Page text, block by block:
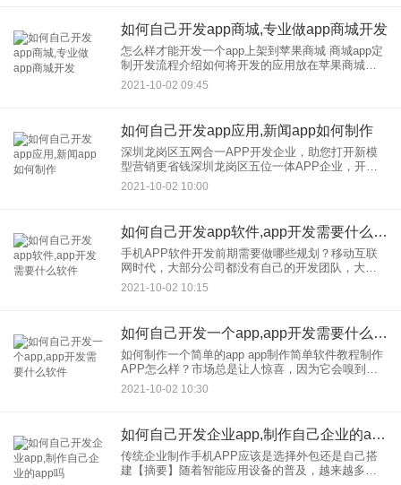
如何自己开发app商城,专业做app商城开发
怎么样才能开发一个app上架到苹果商城 商城app定
制开发流程介绍如何将开发的应用放在苹果商城上
如何使用开发商城App？商城APP定制开发流程介绍
如何使用开发商城App？商城APP
2021-10-02 09:45
如何自己开发app应用,新闻app如何制作
深圳龙岗区五网合一APP开发企业，助您打开新模
型营销更省钱深圳龙岗区五位一体APP企业，开
发，助力您在新模式营销中开启省钱兼容多平台的
创新之路，通过APP五位一体实现多维度、多维度
2021-10-02 10:00
如何自己开发app软件,app开发需要什么软件
手机APP软件开发前期需要做哪些规划？移动互联
网时代，大部分公司都没有自己的开发团队，大部
分都选择了在公司，外包找app其实只要在公司，开
发，找对APP一个项目在开发并不难，但怎么操作
2021-10-02 10:15
如何自己开发一个app,app开发需要什么软件
如何制作一个简单的app app制作简单软件教程制作
APP怎么样？市场总是让人惊喜，因为它会嗅到每
个人的需求，给你一个惊喜。今天，为和边肖一样
对APP感兴趣的小白打开一个手机梦想窗口。接下
2021-10-02 10:30
如何自己开发企业app,制作自己企业的app吗
传统企业制作手机APP应该是选择外包还是自己搭
建【摘要】随着智能应用设备的普及，越来越多的